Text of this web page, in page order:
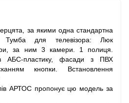
за якими одна стандартна
для телевізора: Люк
за ним 3 камери. 1 полиця.
АБС-пластику, фасади з ПВХ
кнопки. Встановлення
АРТОС пропонує цю модель за